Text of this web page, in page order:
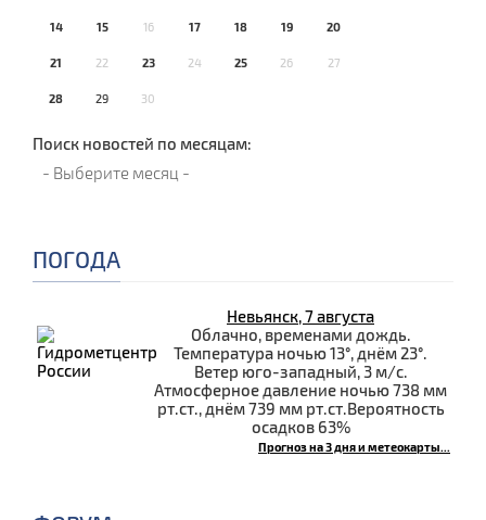
14 15 16 17 18 19 20
21 22 23 24 25 26 27
28 29 30
Поиск новостей по месяцам:
ПОГОДА
Невьянск, 7 августа
Облачно, временами дождь.
Температура ночью 13°, днём 23°.
Ветер юго-западный, 3 м/с.
Атмосферное давление ночью 738 мм
рт.ст., днём 739 мм рт.ст.Вероятность
осадков 63%
Прогноз на 3 дня и метеокарты...